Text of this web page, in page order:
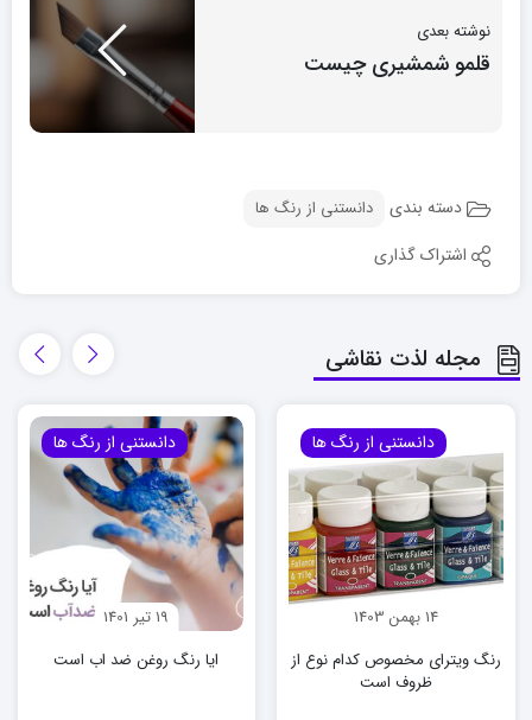
نوشته بعدی
قلمو شمشیری چیست
دسته بندی دانستنی از رنگ ها
اشتراک گذاری
مجله لذت نقاشی
دانستنی از رنگ ها
14 بهمن 1403
رنگ ویترای مخصوص کدام نوع از
ظروف است
دانستنی از رنگ ها
19 تیر 1401
ایا رنگ روغن ضد اب است